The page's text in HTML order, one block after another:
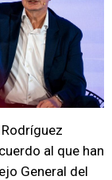
al que han
General del